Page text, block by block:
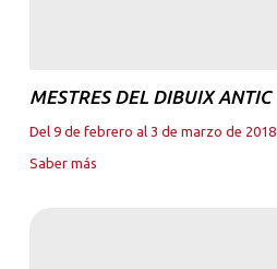
MESTRES DEL DIBUIX ANTIC
Del 9 de febrero al 3 de marzo de 2018
Saber más